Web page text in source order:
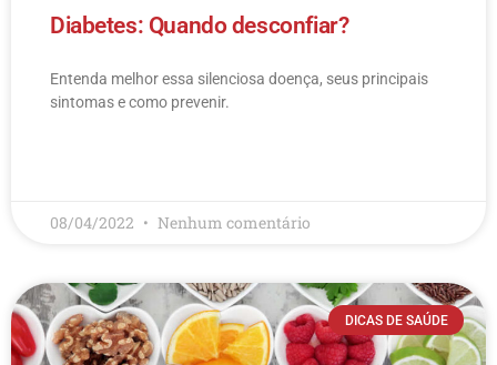
Diabetes: Quando desconfiar?
Entenda melhor essa silenciosa doença, seus principais
sintomas e como prevenir.
08/04/2022 Nenhum comentário
DICAS DE SAÚDE